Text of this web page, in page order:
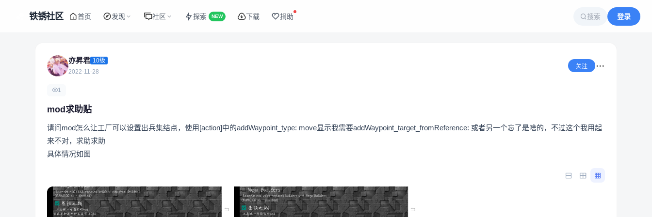
铁锈社区 首页 发现 社区 探索 NEW 下载 捐助 搜索 登录
亦昇君 10级
2022-11-28
关注
1
mod求助贴
请问mod怎么让工厂可以设置出兵集结点，使用[action]中的addWaypoint_type: move显示我需要addWaypoint_target_fromReference: 或者另一个忘了是啥的，不过这个我用起
来不对，求助求助
具体情况如图